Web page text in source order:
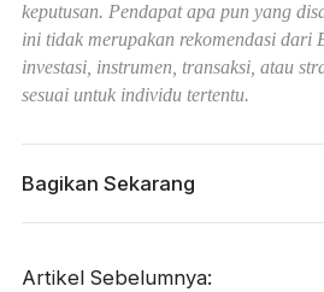
keputusan. Pendapat apa pun yang
ini tidak merupakan rekomendasi dari
investasi, instrumen, transaksi, atau
sesuai untuk individu tertentu.
Bagikan Sekarang
Artikel Sebelumnya: